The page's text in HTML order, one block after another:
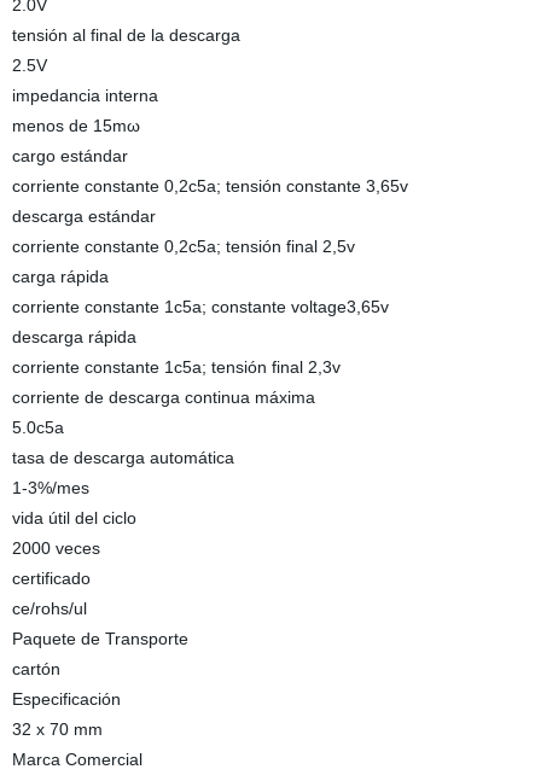
2.0V
tensión al final de la descarga
2.5V
impedancia interna
menos de 15mω
cargo estándar
corriente constante 0,2c5a; tensión constante 3,65v
descarga estándar
corriente constante 0,2c5a; tensión final 2,5v
carga rápida
corriente constante 1c5a; constante voltage3,65v
descarga rápida
corriente constante 1c5a; tensión final 2,3v
corriente de descarga continua máxima
5.0c5a
tasa de descarga automática
1-3%/mes
vida útil del ciclo
2000 veces
certificado
ce/rohs/ul
Paquete de Transporte
cartón
Especificación
32 x 70 mm
Marca Comercial